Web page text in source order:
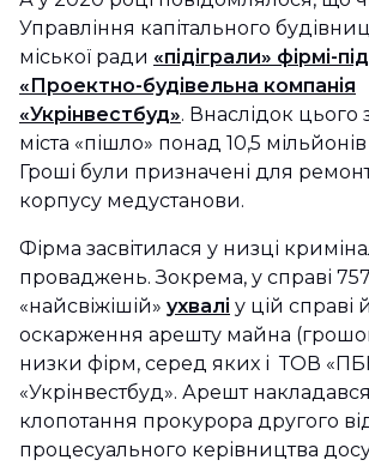
Управління капітального
міської ради «підіграли» фірмі-
«Проектно-будівельна компанія
«Укрінвестбуд». Внаслідок цього
міста «пішло» понад 10,5
Гроші були призначені для
корпусу медустанови.
Фірма засвітилася у низці
проваджень. Зокрема, у справі
«найсвіжішій» ухвалі у цій справі
оскарження арешту майна
низки фірм, серед яких і ТОВ
«Укрінвестбуд». Арешт
клопотання прокурора другого
процесуального керівництва